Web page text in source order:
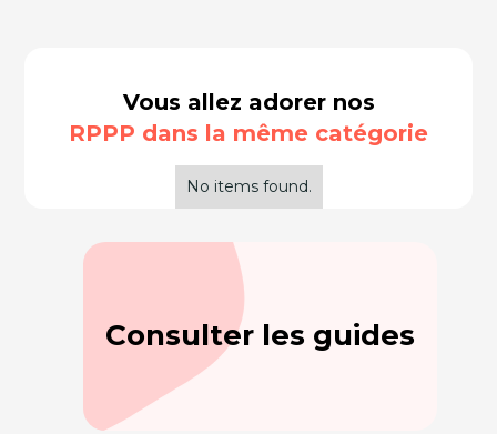
Vous allez adorer nos
RPPP dans la même catégorie
No items found.
Consulter les guides